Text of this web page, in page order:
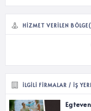
HIZMET VERILEN
İLGILI FIRMALAR / İŞ